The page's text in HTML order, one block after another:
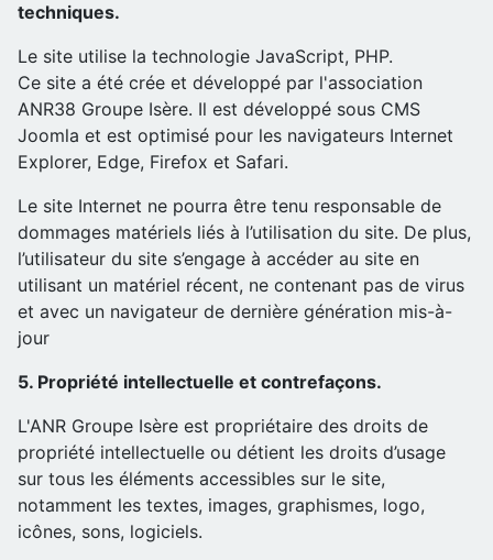
techniques.
Le site utilise la technologie JavaScript, PHP.
Ce site a été crée et développé par l'association
ANR38 Groupe Isère. Il est développé sous CMS
Joomla et est optimisé pour les navigateurs Internet
Explorer, Edge, Firefox et Safari.
Le site Internet ne pourra être tenu responsable de
dommages matériels liés à l’utilisation du site. De plus,
l’utilisateur du site s’engage à accéder au site en
utilisant un matériel récent, ne contenant pas de virus
et avec un navigateur de dernière génération mis-à-
jour
5. Propriété intellectuelle et contrefaçons.
L'ANR Groupe Isère est propriétaire des droits de
propriété intellectuelle ou détient les droits d’usage
sur tous les éléments accessibles sur le site,
notamment les textes, images, graphismes, logo,
icônes, sons, logiciels.